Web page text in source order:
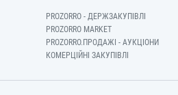
PROZORRO - ДЕРЖЗАКУПІВЛІ
PROZORRO MARKET
PROZORRO.ПРОДАЖІ - АУКЦІОНИ
КОМЕРЦІЙНІ ЗАКУПІВЛІ